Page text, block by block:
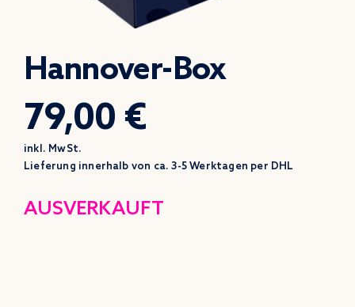
Hannover-Box
79,00 €
inkl. MwSt.
Lieferung innerhalb von ca. 3-5 Werktagen per DHL
AUSVERKAUFT